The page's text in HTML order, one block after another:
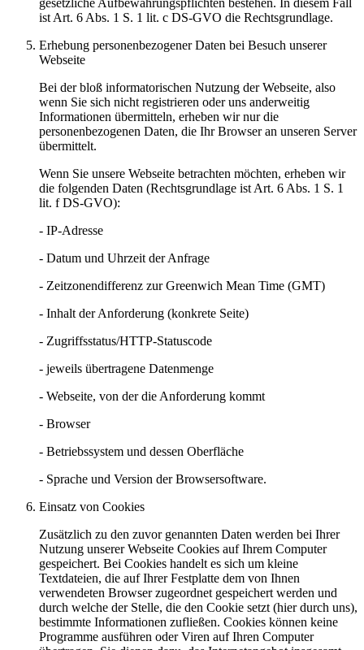
ist Art. 6 Abs. 1 S. 1 lit. c DS-GVO die Rechtsgrundlage.
Erhebung personenbezogener Daten bei Besuch unserer
Webseite
Bei der bloß informatorischen Nutzung der Webseite, also
wenn Sie sich nicht registrieren oder uns anderweitig
Informationen übermitteln, erheben wir nur die
personenbezogenen Daten, die Ihr Browser an unseren Server
übermittelt.
Wenn Sie unsere Webseite betrachten möchten, erheben wir
die folgenden Daten (Rechtsgrundlage ist Art. 6 Abs. 1 S. 1
lit. f DS-GVO):
- IP-Adresse
- Datum und Uhrzeit der Anfrage
- Zeitzonendifferenz zur Greenwich Mean Time (GMT)
- Inhalt der Anforderung (konkrete Seite)
- Zugriffsstatus/HTTP-Statuscode
- jeweils übertragene Datenmenge
- Webseite, von der die Anforderung kommt
- Browser
- Betriebssystem und dessen Oberfläche
- Sprache und Version der Browsersoftware.
Einsatz von Cookies
Zusätzlich zu den zuvor genannten Daten werden bei Ihrer
Nutzung unserer Webseite Cookies auf Ihrem Computer
gespeichert. Bei Cookies handelt es sich um kleine
Textdateien, die auf Ihrer Festplatte dem von Ihnen
verwendeten Browser zugeordnet gespeichert werden und
durch welche der Stelle, die den Cookie setzt (hier durch uns),
bestimmte Informationen zufließen. Cookies können keine
Programme ausführen oder Viren auf Ihren Computer